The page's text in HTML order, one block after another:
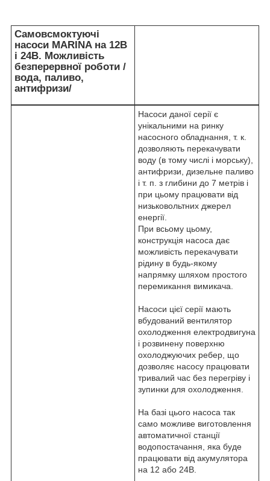
Самовсмоктуючі
насоси MARINA на 12В
і 24В. Можливість
безперервної роботи /
вода, паливо,
антифризи/
Насоси даної серії є
унікальними на ринку
насосного обладнання, т. к.
дозволяють перекачувати
воду (в тому числі і морську),
антифризи, дизельне паливо
і т. п. з глибини до 7 метрів і
при цьому працювати від
низьковольтних джерел
енергії.
При всьому цьому,
конструкція насоса дає
можливість перекачувати
рідину в будь-якому
напрямку шляхом простого
перемикання вимикача.
Насоси цієї серії мають
вбудований вентилятор
охолодження електродвигуна
і розвинену поверхню
охолоджуючих ребер, що
дозволяє насосу працювати
тривалий час без перегріву і
зупинки для охолодження.
На базі цього насоса так
само можливе виготовлення
автоматичної станції
водопостачання, яка буде
працювати від акумулятора
на 12 або 24В.